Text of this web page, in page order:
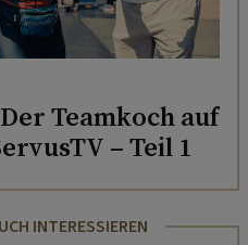
Teamkoch auf
– Teil 1
INTERESSIEREN